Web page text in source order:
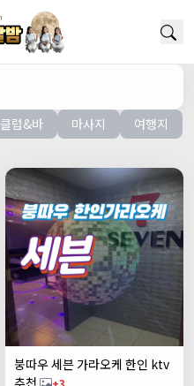
클럽&바 마사지
여행지
붕따우 세븐 가라오케 한인 ktv
추천
+3